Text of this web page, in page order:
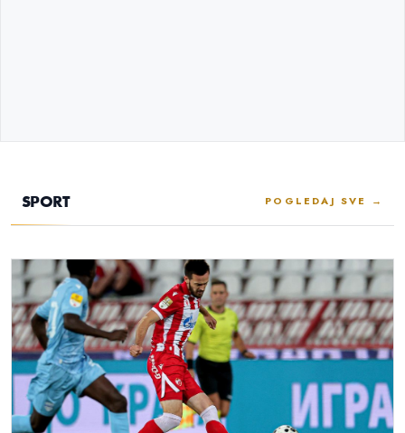
SPORT POGLEDAJ SVE →